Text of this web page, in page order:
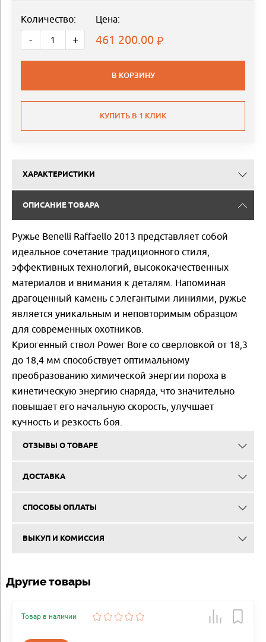
Количество:
- +
Цена:
461 200.00
В КОРЗИНУ
КУПИТЬ В 1 КЛИК
ХАРАКТЕРИСТИКИ
ОПИСАНИЕ ТОВАРА
Ружье Benelli Raffaello 2013 представляет собой
идеальное сочетание традиционного стиля,
эффективных технологий, высококачественных
материалов и внимания к деталям. Напоминая
драгоценный камень с элегантыми линиями, ружье
является уникальным и неповторимым образцом
для современных охотников.
Криогенный ствол Power Bore со сверловкой от 18,3
до 18,4 мм способствует оптимальному
преобразованию химической энергии пороха в
кинетическую энергию снаряда, что значительно
повышает его начальную скорость, улучшает
кучность и резкость боя.
ОТЗЫВЫ О ТОВАРЕ
ДОСТАВКА
СПОСОБЫ ОПЛАТЫ
ВЫКУП И КОМИССИЯ
Другие товары
Товар в наличии